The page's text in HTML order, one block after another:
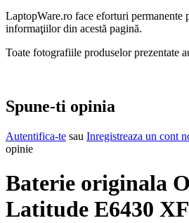
LaptopWare.ro face eforturi permanente
informaţiilor din acestă pagină.
Toate fotografiile produselor prezentate
Spune-ti opinia
Autentifica-te sau Inregistreaza un cont
opinie
Baterie originala
Latitude E6430